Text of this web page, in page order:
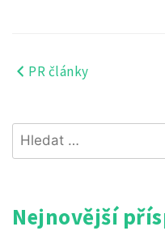
Navigace
příspěvek
PR články
Vyhledávání
Nejnovější